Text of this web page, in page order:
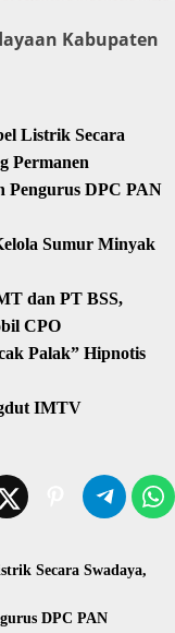
Kabupaten
Listrik Secara
Permanen
Pengurus DPC PAN
Sumur Minyak
dan PT BSS,
CPO
Palak” Hipnotis
IMTV
Secara Swadaya,
DPC PAN